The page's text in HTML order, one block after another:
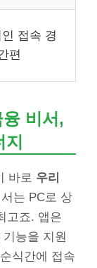
접속 경
편
비서,
바로 우리
는 PC로 상
고죠. 앱은
능을 지원
식간에 접속